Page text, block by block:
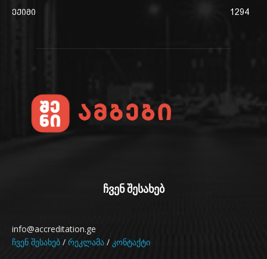
ექიმი
1294
ჩვენ შესახებ
info@accreditation.ge
ჩვენ შესახებ / რეკლამა / კონტაქტი